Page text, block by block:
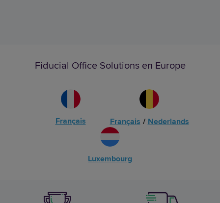
Fiducial Office Solutions en Europe
Français Français / Nederlands
Luxembourg